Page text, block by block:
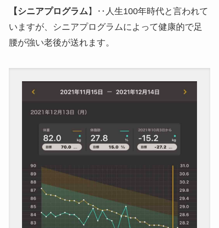
【シニアプログラム】‥人生100年時代と言われて
いますが、シニアプログラムによって健康的で足
腰が強い老後が送れます。